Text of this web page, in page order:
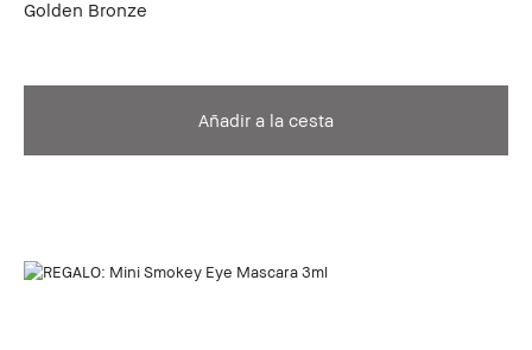
Golden Bronze
Añadir a la cesta